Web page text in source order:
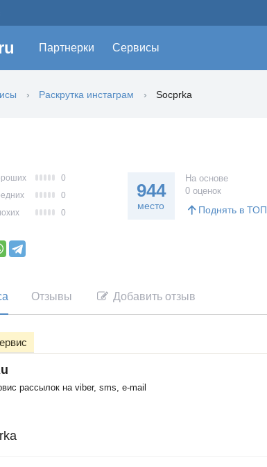
Партнерки Сервисы
Раскрутка инстаграм Socprka
0
0
0
944
место
На основе
0 оценок
Поднять в ТОП
Отзывы Добавить отзыв
рассылок на viber, sms, e-mail